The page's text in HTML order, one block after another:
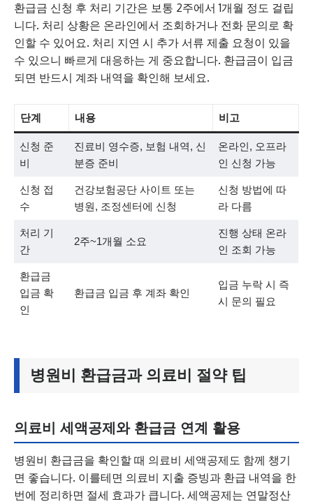
환급금 신청 후 처리 기간은 보통 2주에서 1개월 정도 걸립
니다. 처리 상황은 온라인에서 조회하거나 전화 문의로 확
인할 수 있어요. 처리 지연 시 추가 서류 제출 요청이 있을
수 있으니 빠르게 대응하는 게 중요합니다. 환급금이 입금
되면 반드시 계좌 내역을 확인해 보세요.
단계 내용 비고
신청 준
비
진료비 영수증, 보험 내역, 신
분증 준비
온라인, 오프라
인 신청 가능
신청 접
수
건강보험공단 사이트 또는
병원, 조정센터에 신청
신청 방법에 따
라 다름
처리 기
간
2주~1개월 소요
진행 상태 온라
인 조회 가능
환급금
입금 확
인
환급금 입금 후 계좌 확인
입금 누락 시 즉
시 문의 필요
병원비 환급금과 의료비 절약 팁
의료비 세액공제와 환급금 연계 활용
병원비 환급금을 확인할 때 의료비 세액공제도 함께 챙기
면 좋습니다. 이를테면 의료비 지출 증빙과 환급 내역을 한
번에 정리하면 절세 효과가 큽니다. 세액공제는 연말정산